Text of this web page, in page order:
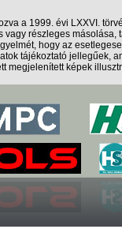
a 1999. évi LXXVI.
részleges
hogy az
tájékoztató jellegűek,
megjelenített képek